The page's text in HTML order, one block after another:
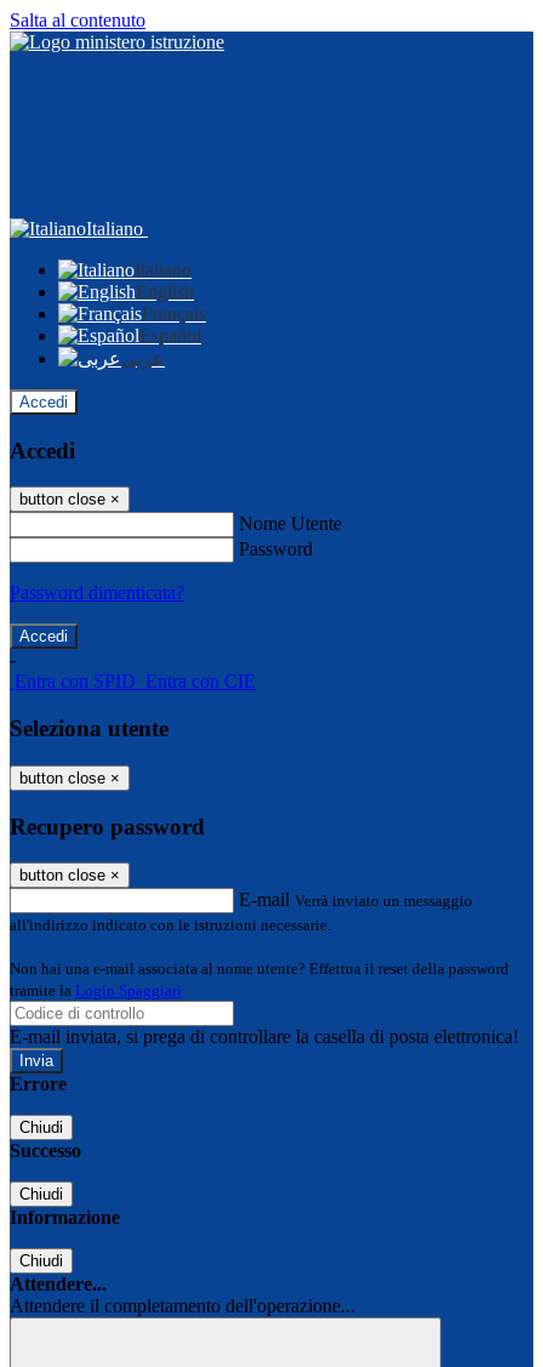
Salta al contenuto
Italiano
Italiano
English
Français
Español
عربى
Accedi
Accedi
button close ×
Nome Utente
Password
Password dimenticata?
-
Entra con SPID Entra con CIE
Seleziona utente
button close ×
Recupero password
button close ×
E-mail Verrà inviato un messaggio
all'indirizzo indicato con le istruzioni necessarie.
Non hai una e-mail associata al nome utente? Effettua il reset della password
tramite la Login Spaggiari
E-mail inviata, si prega di controllare la casella di posta elettronica!
Errore
Chiudi
Successo
Chiudi
Informazione
Chiudi
Attendere...
Attendere il completamento dell'operazione...